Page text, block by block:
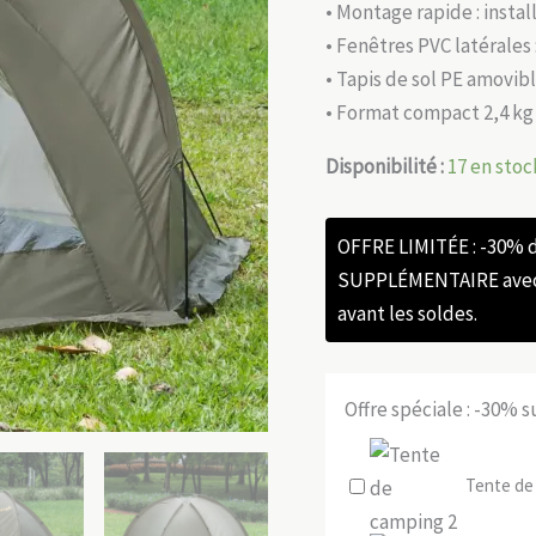
• Montage rapide :
• Fenêtres PVC
• Tapis de sol PE
• Format compact 2,4
Disponibilité :17 en
OFFRE LIMITÉE : -30%
SUPPLÉMENTAIRE
avant les soldes.
Offre spéciale : -30%
Tente